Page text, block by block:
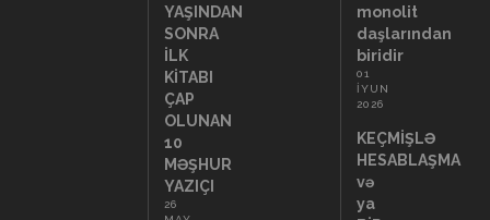
YAŞINDAN
SONRA
İLK
KİTABI
ÇAP
OLUNAN
10
MƏŞHUR
YAZIÇI
26
monolit
daşlarından
biridir
01
İYUN
2026
KEÇMİŞLƏ
HESABLAŞMA
və
ya